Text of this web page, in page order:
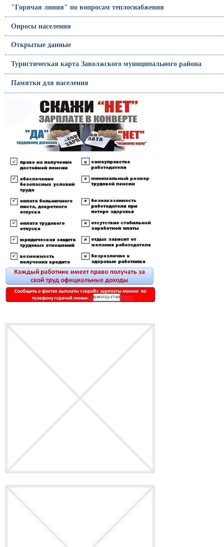
"Горячая линия" по вопросам теплоснабжения
Опросы населения
Открытые данные
Туристическая карта Заволжского муниципального района
Памятки для населения